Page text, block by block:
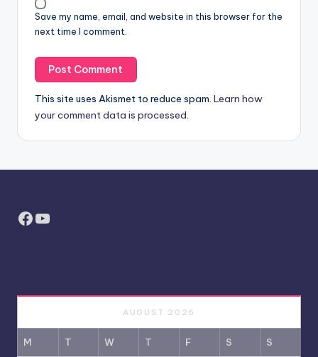
Save my name, email, and website in this browser for the
next time I comment.
This site uses Akismet to reduce spam. Learn how
your comment data is processed.
Facebook
YouTube
AUGUST 2026
M T W T F S S